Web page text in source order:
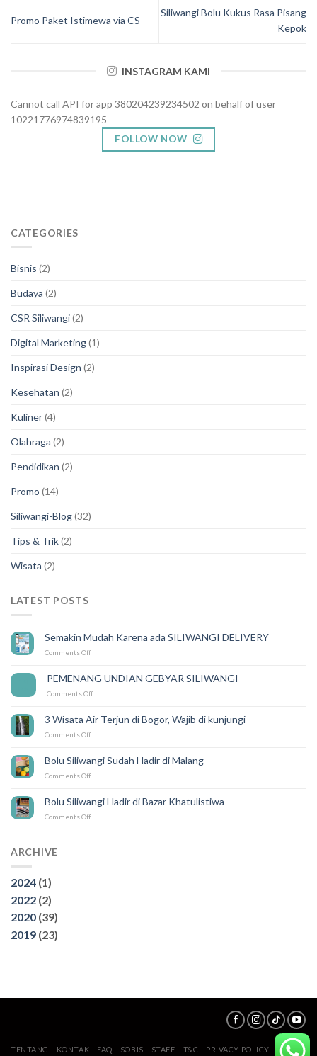
CATEGORIES
Bisnis (2)
Budaya (2)
CSR Siliwangi(2)
Digital Marketing(1)
Inspirasi Design (2)
Kesehatan (2)
Kuliner(4)
Olahraga (2)
Pendidikan (2)
Promo (14)
Siliwangi-Blog(32)
Tips & Trik(2)
Wisata (2)
LATEST POSTS
Semakin Mudah Karena ada SILIWANGI DELIVERY
Comments Offon
Karena
ada
DELIVERY
PEMENANG UNDIAN GEBYAR SILIWANGI
Comments Offon
GEBYAR
3 Wisata Air Terjun di Bogor, Wajib di kunjungi
Comments Offon
Air
Terjun
Bogor,
Wajib
di
Bolu Siliwangi Sudah Hadir di Malang
Comments Offon
Sudah
Hadir
Bolu Siliwangi Hadir di Bazar Khatulistiwa
Comments Offon
ARCHIVE
2024 (1)
2022 (2)
2020 (39)
2019 (23)
Promo Paket Istimewa via CS
Siliwangi Bolu Kukus Rasa Pisang
Kepok
INSTAGRAM KAMI
Cannot call API for app 380204239234502 on behalf of user
10221776974839195
FOLLOW NOW
TENTANG KONTAK FAQ SOBIS STAFF T&C PRIVACY POLICY